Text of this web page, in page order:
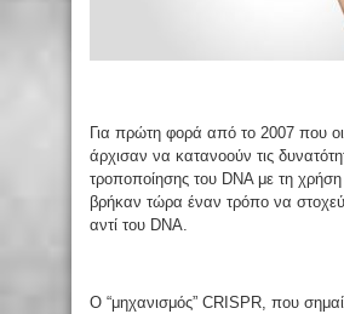
Για πρώτη φορά από το 2007 που οι
άρχισαν να κατανοούν τις
τροποποίησης του DNA με τη
βρήκαν τώρα έναν τρόπο να
αντί του DNA.
Ο “μηχανισμός” CRISPR, που